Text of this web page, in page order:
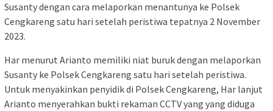
Susanty dengan cara melaporkan menantunya ke Polsek
Cengkareng satu hari setelah peristiwa tepatnya 2 November
2023.
Har menurut Arianto memiliki niat buruk dengan melaporkan
Susanty ke Polsek Cengkareng satu hari setelah peristiwa.
Untuk menyakinkan penyidik di Polsek Cengkareng, Har lanjut
Arianto menyerahkan bukti rekaman CCTV yang yang diduga